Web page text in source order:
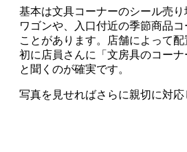
基本は文具コーナーのシール売
ワゴンや、入口付近の季節商品
ことがあります。店舗によって
初に店員さんに「文房具のコーナ
と聞くのが確実です。
写真を見せればさらに親切に対応